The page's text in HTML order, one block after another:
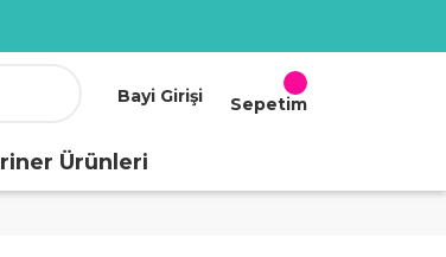
Bayi Girişi Sepetim
Ürünleri